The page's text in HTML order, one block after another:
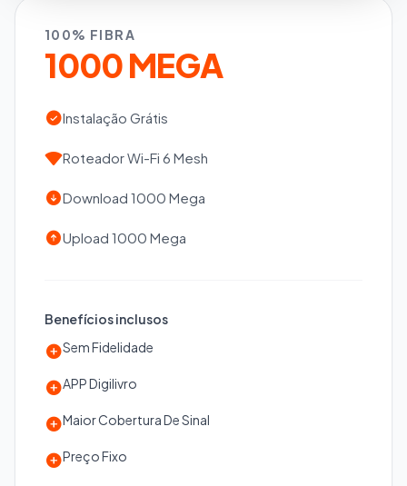
100% FIBRA
1000 MEGA
Instalação Grátis
Roteador Wi-Fi 6 Mesh
Download 1000 Mega
Upload 1000 Mega
Benefícios inclusos
Sem Fidelidade
APP Digilivro
Maior Cobertura De Sinal
Preço Fixo